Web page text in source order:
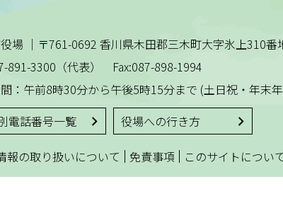
場 ｜ 〒761-0692 香川県木田郡三木町大字氷上310番
891-3300（代表） Fax:087-898-1994
：午前8時30分から午後5時15分まで (土日祝・年末
電話番号一覧
役場への行き方
報の取り扱いについて | 免責事項 | このサイトについ